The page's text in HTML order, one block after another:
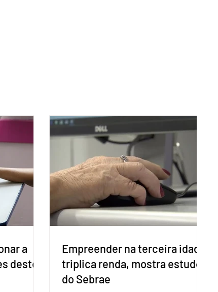
a
deste
Empreender na terceira idade
triplica renda, mostra estudo
do Sebrae